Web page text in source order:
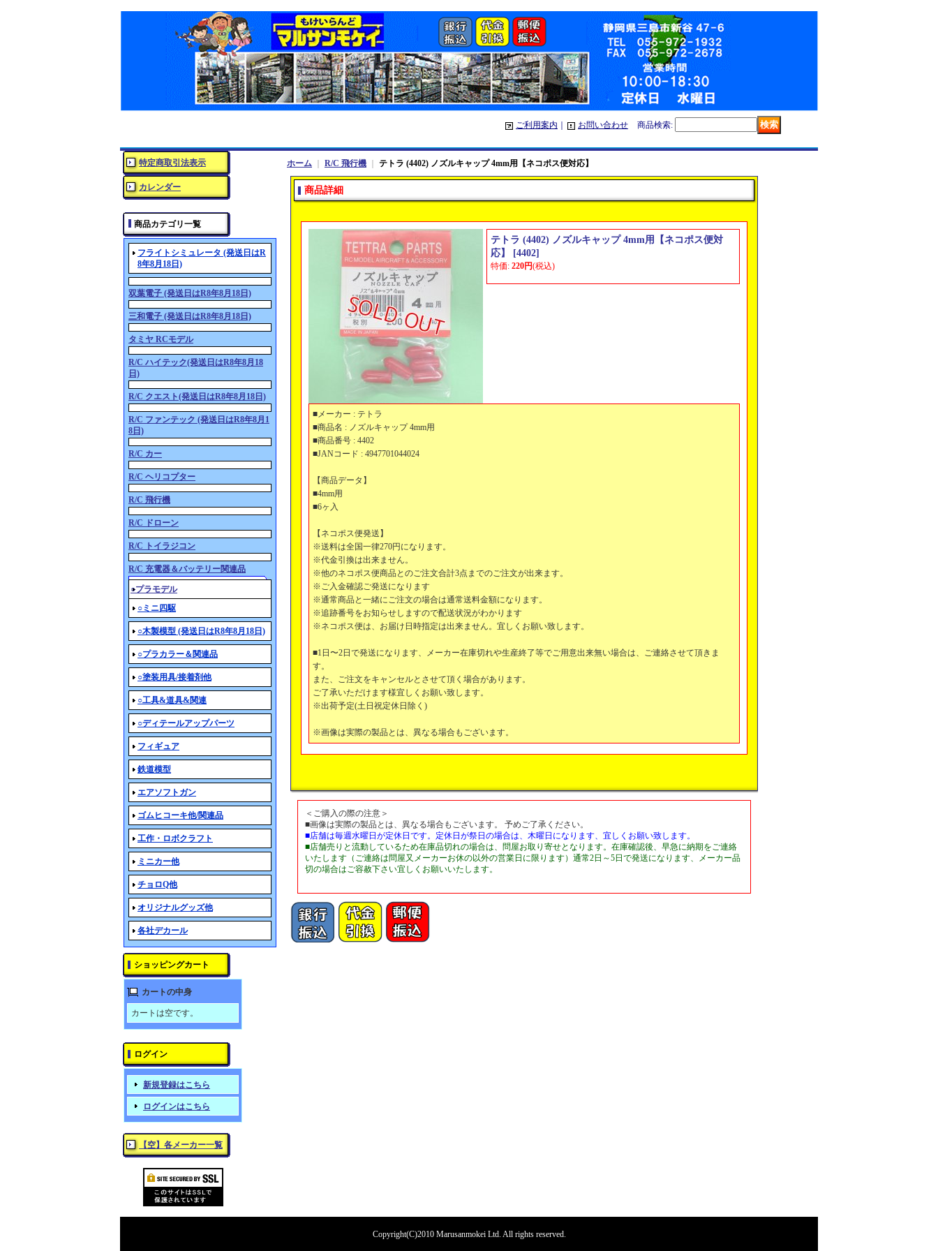
ご利用案内 お問い合わせ 商品検索:
特定商取引法表示
カレンダー
商品カテゴリ一覧
フライトシミュレータ (発送日はR
8年8月18日)
双葉電子 (発送日はR8年8月18日)
三和電子 (発送日はR8年8月18日)
タミヤ RCモデル
R/C ハイテック(発送日はR8年8月18
日)
R/C クエスト(発送日はR8年8月18日)
R/C ファンテック (発送日はR8年8月1
8日)
R/C カー
R/C ヘリコプター
R/C 飛行機
R/C ドローン
R/C トイラジコン
R/C 充電器＆バッテリー関連品
○プラモデル
○ミニ四駆
○木製模型 (発送日はR8年8月18日)
○プラカラー＆関連品
○塗装用具/接着剤他
○工具&道具&関連
○ディテールアップパーツ
フィギュア
鉄道模型
エアソフトガン
ゴムヒコーキ他/関連品
工作・ロボクラフト
ミニカー他
チョロQ他
オリジナルグッズ他
各社デカール
ショッピングカート
カートの中身
カートは空です。
ログイン
新規登録はこちら
ログインはこちら
【空】各メーカー一覧
ホーム R/C 飛行機 テトラ (4402) ノズルキャップ 4mm用【ネコポス便対応】
商品詳細
テトラ (4402) ノズルキャップ 4mm用【ネコポス便対
応】
[4402]
特価: 220円(税込)
■メーカー : テトラ
■商品名 : ノズルキャップ 4mm用
■商品番号 : 4402
■JANコード : 4947701044024
【商品データ】
■4mm用
■6ヶ入
【ネコポス便発送】
※送料は全国一律270円になります。
※代金引換は出来ません。
※他のネコポス便商品とのご注文合計3点までのご注文が出来ます。
※ご入金確認ご発送になります
※通常商品と一緒にご注文の場合は通常送料金額になります。
※追跡番号をお知らせしますので配送状況がわかります
※ネコポス便は、お届け日時指定は出来ません。宜しくお願い致します。
■1日〜2日で発送になります、メーカー在庫切れや生産終了等でご用意出来無い場合は、ご連絡させて頂きま
す。
また、ご注文をキャンセルとさせて頂く場合があります。
ご了承いただけます様宜しくお願い致します。
※出荷予定(土日祝定休日除く)
※画像は実際の製品とは、異なる場合もございます。
＜ご購入の際の注意＞
■画像は実際の製品とは、異なる場合もございます。 予めご了承ください。
■店舗は毎週水曜日が定休日です。定休日が祭日の場合は、木曜日になります、宜しくお願い致します。
■店舗売りと流動しているため在庫品切れの場合は、問屋お取り寄せとなります。在庫確認後、早急に納期をご連絡
いたします（ご連絡は問屋又メーカーお休の以外の営業日に限ります）通常2日～5日で発送になります、メーカー品
切の場合はご容赦下さい宜しくお願いいたします。
Copyright(C)2010 Marusanmokei Ltd. All rights reserved.